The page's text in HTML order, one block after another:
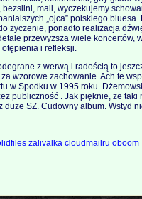
bezsilni, mali, wyczekujemy
„ojca” polskiego
życzenie, ponadto realizacja
przewyższa wiele koncertów,
i refleksji.
z werwą i radością to
wzorowe zachowanie. Ach te
w Spodku w 1995 roku.
publiczność . Jak pięknie, że taki
SZ. Cudowny album. Wstyd
zalivalkacloudmailruoboom